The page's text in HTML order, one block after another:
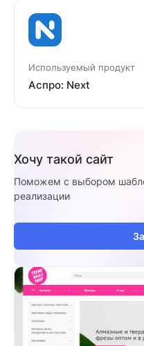
Используемый продукт
Аспро: Next
Хочу такой сайт
Поможем с выбором
реализации